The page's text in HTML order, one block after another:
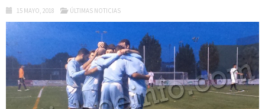
15 MAYO, 2018 ÚLTIMAS NOTICIAS